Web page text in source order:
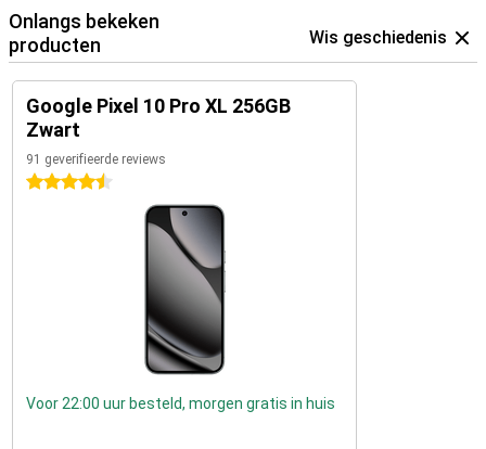
Onlangs bekeken
producten
Wis geschiedenis
Google Pixel 10 Pro XL 256GB
Zwart
91 geverifieerde reviews
4.5 sterren
Voor 22:00 uur besteld, morgen gratis in huis